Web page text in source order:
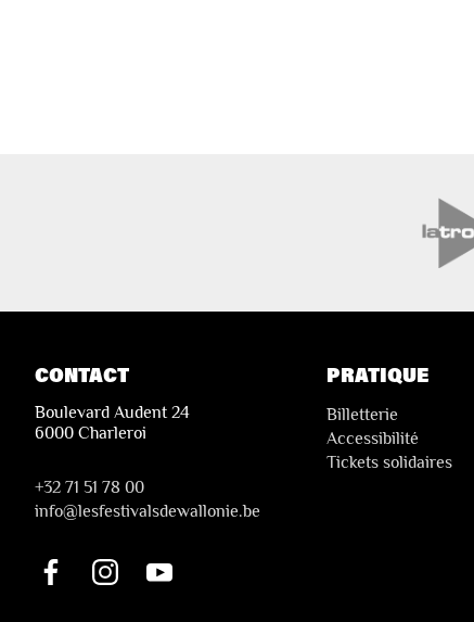
CONTACT
Boulevard Audent 24
6000 Charleroi
+32 71 51 78 00
info@lesfestivalsdewallonie.be
PRATIQUE
Billetterie
Accessibilité
Tickets solidaires